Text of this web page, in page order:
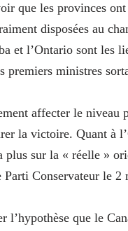
que les provinces
disposées au
l’Ontario sont les
premiers ministres
affecter le
la victoire. Quant
sur la « réelle »
Conservateur le 2
l’hypothèse que le